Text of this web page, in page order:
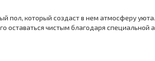
пол, который создаст в нем атмосферу
чистым благодаря специальной